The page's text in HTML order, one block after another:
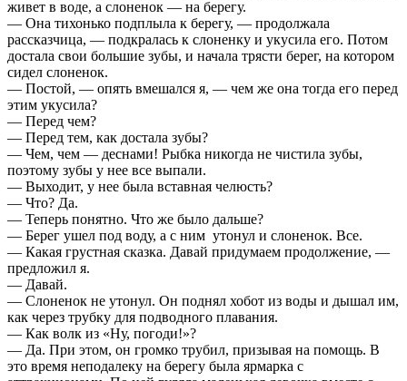
живет в воде, а слоненок — на берегу.
— Она тихонько подплыла к берегу, — продолжала
рассказчица, — подкралась к слоненку и укусила его. Потом
достала свои большие зубы, и начала трясти берег, на котором
сидел слоненок.
— Постой, — опять вмешался я, — чем же она тогда его перед
этим укусила?
— Перед чем?
— Перед тем, как достала зубы?
— Чем, чем — деснами! Рыбка никогда не чистила зубы,
поэтому зубы у нее все выпали.
— Выходит, у нее была вставная челюсть?
— Что? Да.
— Теперь понятно. Что же было дальше?
— Берег ушел под воду, а с ним утонул и слоненок. Все.
— Какая грустная сказка. Давай придумаем продолжение, —
предложил я.
— Давай.
— Слоненок не утонул. Он поднял хобот из воды и дышал им,
как через трубку для подводного плавания.
— Как волк из «Ну, погоди!»?
— Да. При этом, он громко трубил, призывая на помощь. В
это время неподалеку на берегу была ярмарка с